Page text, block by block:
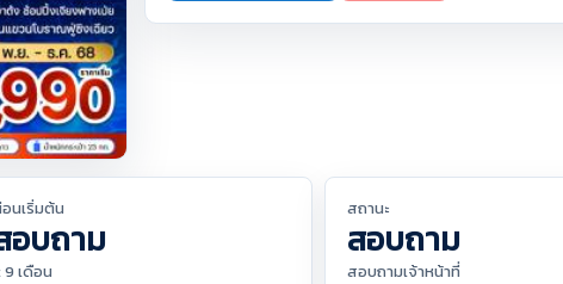
นเริ่มต้น
อบถาม
9 เดือน
สถานะ
สอบถาม
สอบถามเจ้าหน้าที่